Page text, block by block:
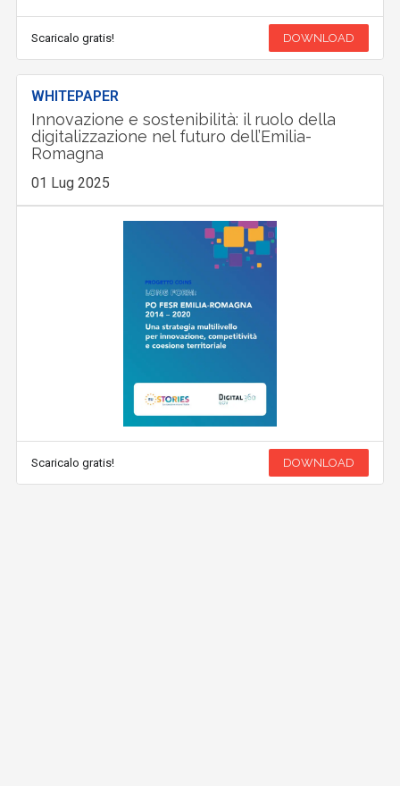
Scaricalo gratis! DOWNLOAD
WHITEPAPER
Innovazione e sostenibilità: il ruolo della
digitalizzazione nel futuro dell’Emilia-
Romagna
01 Lug 2025
Scaricalo gratis! DOWNLOAD